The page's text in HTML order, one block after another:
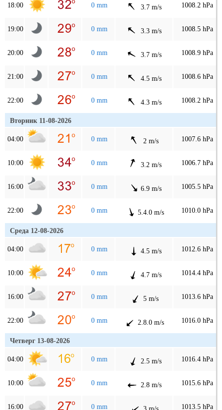
18:00 0 mm 3.7 m/s 1008.2 hPa
19:00 0 mm 3.3 m/s 1008.5 hPa
20:00 0 mm 3.7 m/s 1008.9 hPa
21:00 0 mm 4.5 m/s 1008.6 hPa
22:00 0 mm 4.3 m/s 1008.2 hPa
Вторник 11-08-2026
04:00 0 mm 2 m/s 1007.6 hPa
10:00 0 mm 3.2 m/s 1006.7 hPa
16:00 0 mm 6.9 m/s 1005.5 hPa
22:00 0 mm 5.4.0 m/s 1010.0 hPa
Среда 12-08-2026
04:00 0 mm 4.5 m/s 1012.6 hPa
10:00 0 mm 4.7 m/s 1014.4 hPa
16:00 0 mm 5 m/s 1013.6 hPa
22:00 0 mm 2.8.0 m/s 1016.0 hPa
Четверг 13-08-2026
04:00 0 mm 2.5 m/s 1016.4 hPa
10:00 0 mm 2.8 m/s 1015.6 hPa
16:00 0 mm 1013.5 hPa